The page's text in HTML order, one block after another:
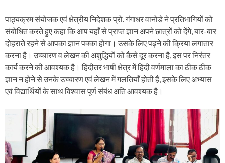
पाठ्यक्रम संयोजक एवं क्षेत्रीय निदेशक प्रो. गंगाधर वानोडे ने प्रतिभागियों को
संबोधित करते हुए कहा कि आप यहाँ से प्राप्त ज्ञान अपने छात्रों को देंगे, बार-बार
दोहराते रहने से आपका ज्ञान पक्का होगा। उसके लिए पढ़ने की क्रिया लगातार
करना है। उच्चारण व लेखन की अशुद्धियों को कैसे दूर करना है, इस पर निरंतर
कार्य करने की आवश्यक है। हिंदीतर भाषी क्षेत्र में हिंदी वर्णमाला का ठीक ठीक
ज्ञान न होने से उनके उच्चारण एवं लेखन में गलतियाँ होती हैं, इसके लिए अभ्यास
एवं विद्यार्थियों के साथ विश्वास पूर्ण संबंध अति आवश्यक है।